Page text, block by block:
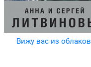
Вижу вас из облаков